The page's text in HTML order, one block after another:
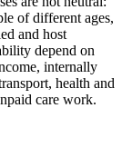
of different ages,
and host
depend on
internally
health and
care work.